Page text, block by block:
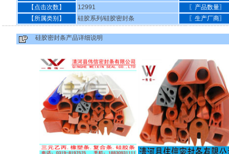
【点击次数】
12991
〖产品数量〗
【所属类别】
硅胶系列/硅胶密封条 〖生产厂商〗
硅胶密封条产品详细说明